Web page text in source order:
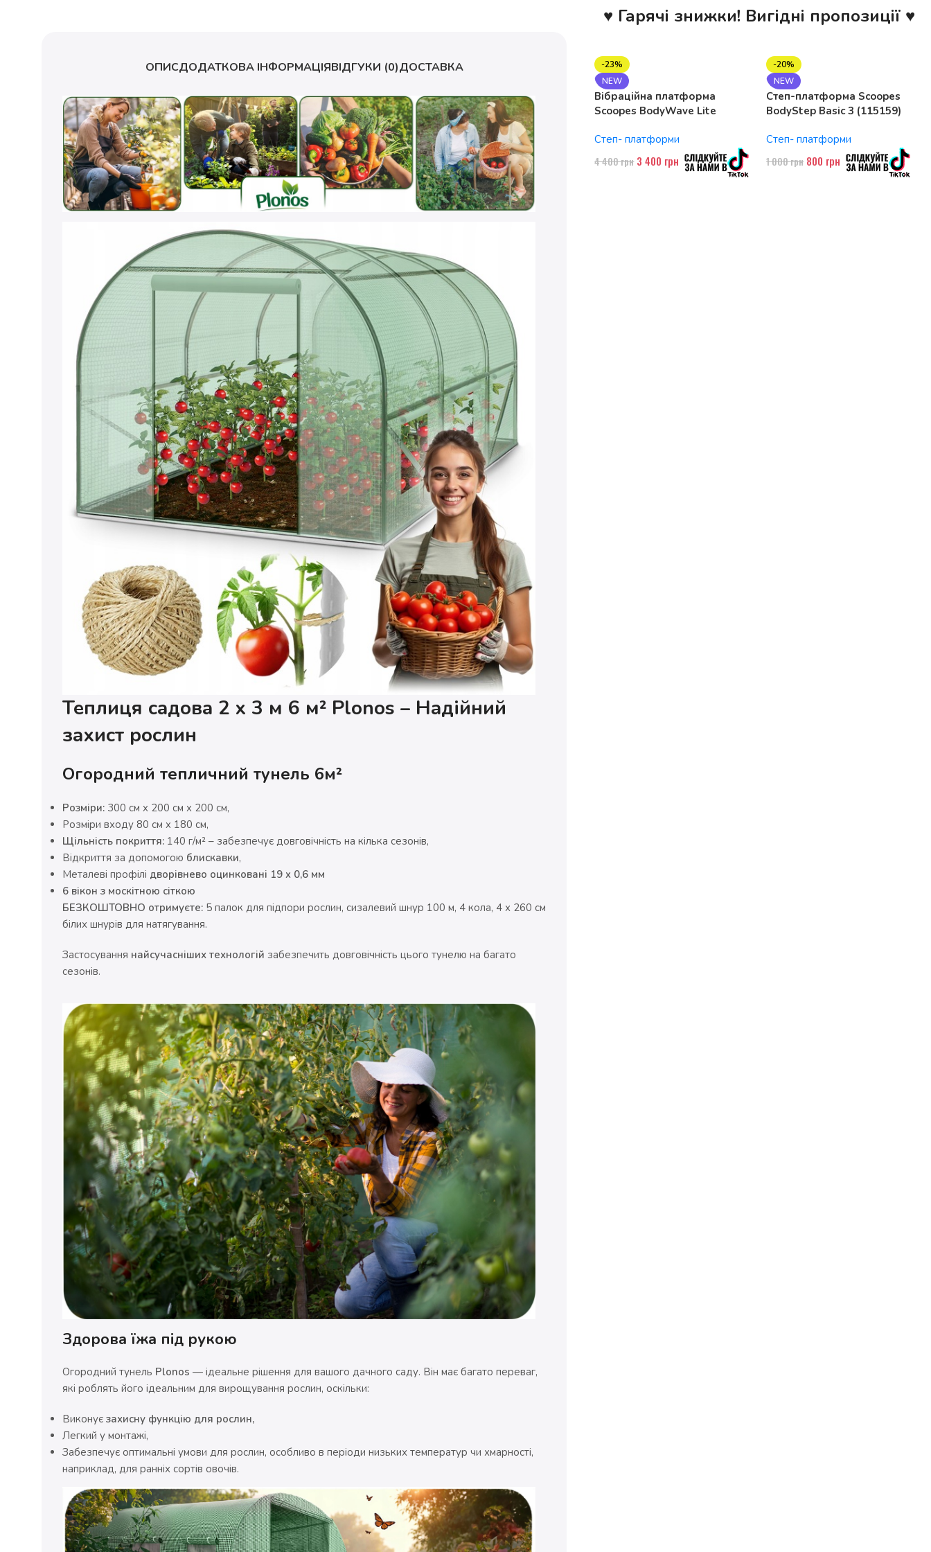
ОПИСДОДАТКОВА ІНФОРМАЦІЯВІДГУКИ (0)ДОСТАВКА
Теплиця садова 2 x 3 м 6 м² Plonos – Надійний
захист рослин
Огородний тепличний тунель 6м²
Розміри: 300 см x 200 см x 200 см,
Розміри входу 80 см x 180 см,
Щільність покриття: 140 г/м² – забезпечує довговічність на кілька сезонів,
Відкриття за допомогою блискавки,
Металеві профілі дворівнево оцинковані 19 x 0,6 мм
6 вікон з москітною сіткою
БЕЗКОШТОВНО отримуєте: 5 палок для підпори рослин, сизалевий шнур 100 м, 4 кола, 4 х 260 см
білих шнурів для натягування.
Застосування найсучасніших технологій забезпечить довговічність цього тунелю на багато
сезонів.
Здорова їжа під рукою
Огородний тунель Plonos — ідеальне рішення для вашого дачного саду. Він має багато переваг,
які роблять його ідеальним для вирощування рослин, оскільки:
Виконує захисну функцію для рослин,
Легкий у монтажі,
Забезпечує оптимальні умови для рослин, особливо в періоди низьких температур чи хмарності,
наприклад, для ранніх сортів овочів.
♥ Гарячі знижки! Вигідні пропозиції ♥
-23%
NEW
Вібраційна платформа
Scoopes BodyWave Lite
Степ- платформи
4 400грн 3 400 грн
-20%
NEW
Степ-платформа Scoopes
BodyStep Basic 3 (115159)
рівні
Степ- платформи
1 000грн 800 грн